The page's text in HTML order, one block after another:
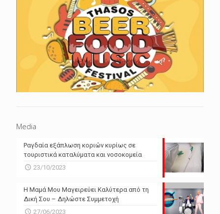
Media
Ραγδαία εξάπλωση κοριών κυρίως σε
τουριστικά καταλύματα και νοσοκομεία
23/10/2023
Η Μαμά Μου Μαγειρεύει Καλύτερα από τη
Δική Σου – Δηλώστε Συμμετοχή
27/06/2023